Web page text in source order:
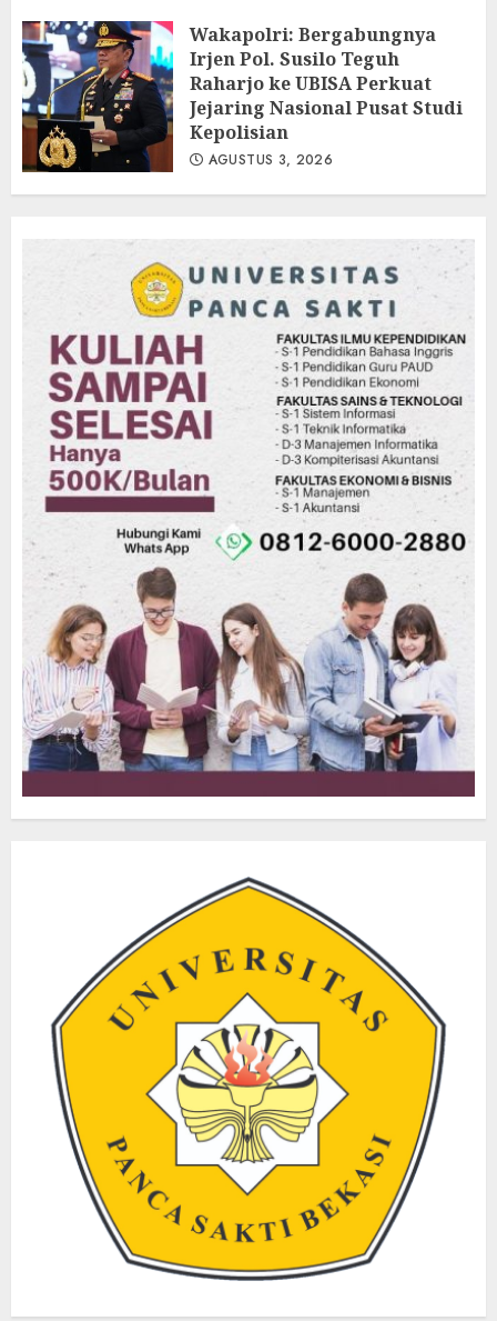
Kebun Raya Bogor
AGUSTUS 3, 2026
Wakapolri: Bergabungnya
Irjen Pol. Susilo Teguh
Raharjo ke UBISA Perkuat
Jejaring Nasional Pusat Studi
Kepolisian
AGUSTUS 3, 2026